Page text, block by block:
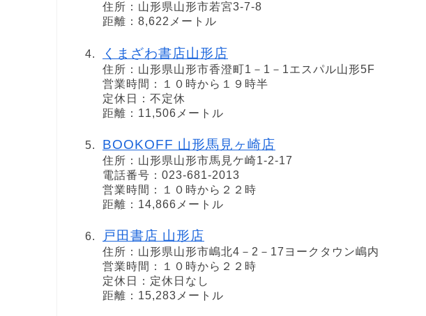
住所：山形県山形市若宮3-7-8
距離：8,622メートル
くまざわ書店山形店
住所：山形県山形市香澄町1－1－1エスパル山形5F
営業時間：１０時から１９時半
定休日：不定休
距離：11,506メートル
BOOKOFF 山形馬見ヶ崎店
住所：山形県山形市馬見ケ崎1-2-17
電話番号：023-681-2013
営業時間：１０時から２２時
距離：14,866メートル
戸田書店 山形店
住所：山形県山形市嶋北4－2－17ヨークタウン嶋内
営業時間：１０時から２２時
定休日：定休日なし
距離：15,283メートル